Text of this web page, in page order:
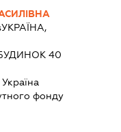
УКРАЇНА,
40
Україна
фонду